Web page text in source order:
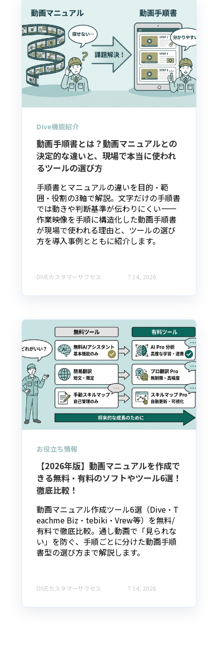
Dive機能紹介
動画手順書とは？動画マニュアルとの
決定的な違いと、現場で本当に使われ
るツールの選び方
手順書とマニュアルの違いを目的・範
囲・役割の3軸で解説。文字だけの手順書
では動きや判断基準が伝わりにくい——
作業映像を手順に構造化した動画手順書
が現場で使われる理由と、ツールの選び
方を導入事例とともに紹介します。
DIVEカスタマーサクセス 7 14, 2026
お役立ち情報
【2026年版】動画マニュアルを作成で
きる無料・有料のソフトやツール6選！
徹底比較！
動画マニュアル作成ツール6選（Dive・T
eachme Biz・tebiki・Vrew等）を無料/
有料で徹底比較。通し動画で「見られな
い」を防ぐ、手順ごとに分けた動画手順
書型の選び方まで解説します。
DIVEカスタマーサクセス 7 14, 2026